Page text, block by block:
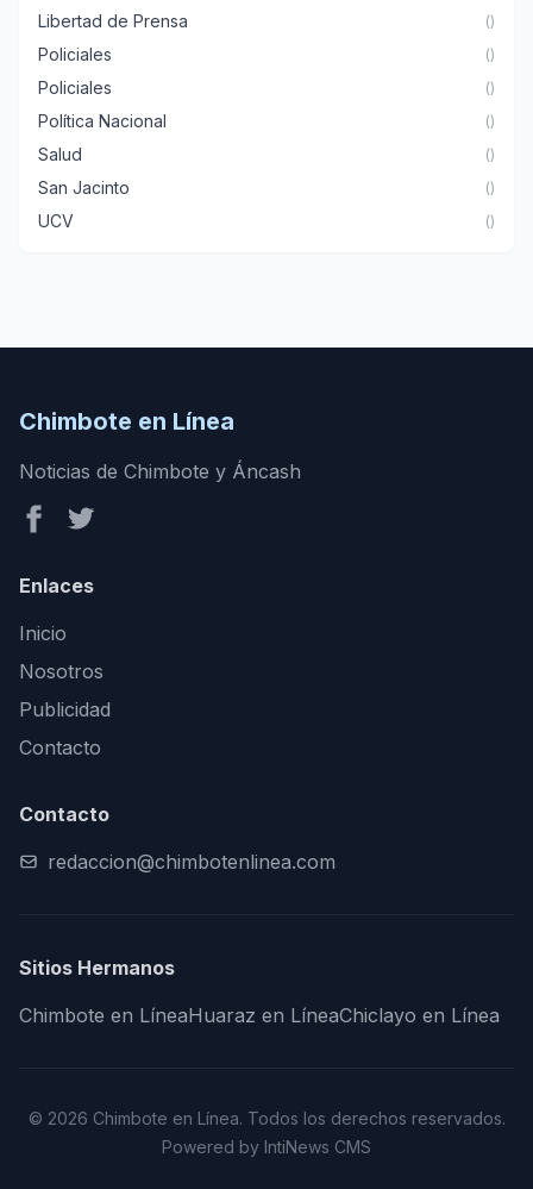
Libertad de Prensa ()
Policiales ()
Policiales ()
Política Nacional ()
Salud ()
San Jacinto ()
UCV ()
Chimbote en Línea
Noticias de Chimbote y Áncash
Enlaces
Inicio
Nosotros
Publicidad
Contacto
Contacto
redaccion@chimbotenlinea.com
Sitios Hermanos
Chimbote en LíneaHuaraz en LíneaChiclayo en Línea
© 2026 Chimbote en Línea. Todos los derechos reservados.
Powered by IntiNews CMS